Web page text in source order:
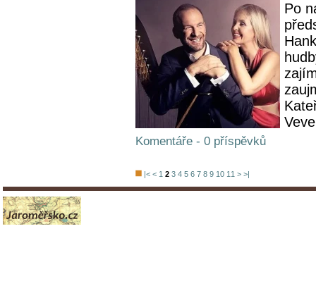
Po
Komentáře - 0 příspěvků
|< < 1 2 3 4 5 6 7 8 9 10 11 > >|